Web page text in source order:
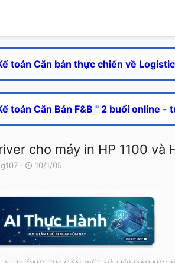
toán Căn bản thực chiến về
toán Căn Bản F&B " 2 buổi online -
cho máy in HP 1100 và
N
y
ử
i
10/1/05